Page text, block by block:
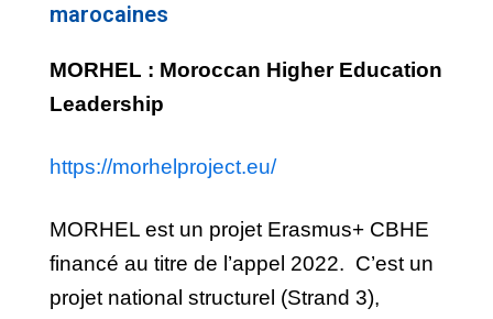
marocaines
MORHEL : Moroccan Higher Education
Leadership
https://morhelproject.eu/
MORHEL est un projet Erasmus+ CBHE
financé au titre de l’appel 2022. C’est un
projet national structurel (Strand 3),